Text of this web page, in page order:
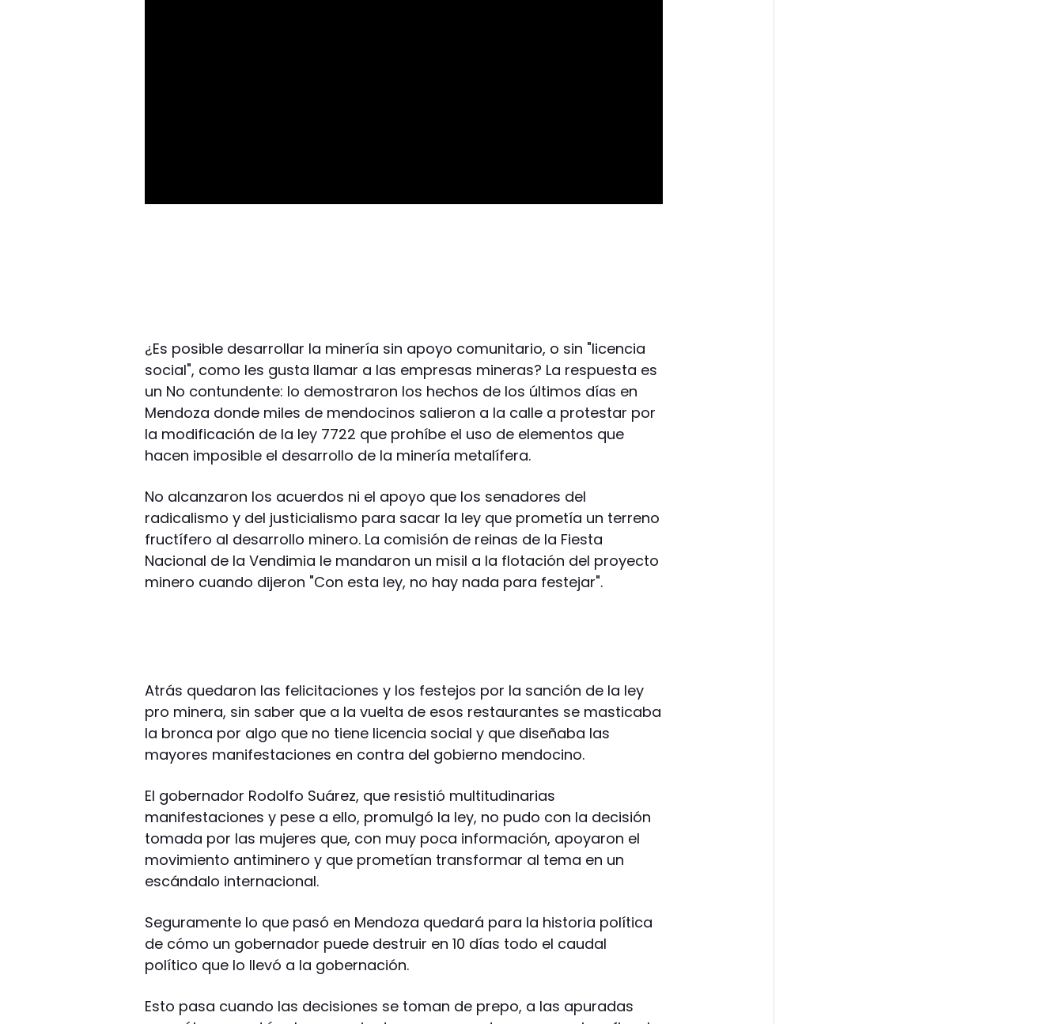
¿Es posible desarrollar la minería sin apoyo comunitario, o sin "licencia
social", como les gusta llamar a las empresas mineras? La respuesta es
un No contundente: lo demostraron los hechos de los últimos días en
Mendoza donde miles de mendocinos salieron a la calle a protestar por
la modificación de la ley 7722 que prohíbe el uso de elementos que
hacen imposible el desarrollo de la minería metalífera.
No alcanzaron los acuerdos ni el apoyo que los senadores del
radicalismo y del justicialismo para sacar la ley que prometía un terreno
fructífero al desarrollo minero. La comisión de reinas de la Fiesta
Nacional de la Vendimia le mandaron un misil a la flotación del proyecto
minero cuando dijeron "Con esta ley, no hay nada para festejar".
Atrás quedaron las felicitaciones y los festejos por la sanción de la ley
pro minera, sin saber que a la vuelta de esos restaurantes se masticaba
la bronca por algo que no tiene licencia social y que diseñaba las
mayores manifestaciones en contra del gobierno mendocino.
El gobernador Rodolfo Suárez, que resistió multitudinarias
manifestaciones y pese a ello, promulgó la ley, no pudo con la decisión
tomada por las mujeres que, con muy poca información, apoyaron el
movimiento antiminero y que prometían transformar al tema en un
escándalo internacional.
Seguramente lo que pasó en Mendoza quedará para la historia política
de cómo un gobernador puede destruir en 10 días todo el caudal
político que lo llevó a la gobernación.
Esto pasa cuando las decisiones se toman de prepo, a las apuradas